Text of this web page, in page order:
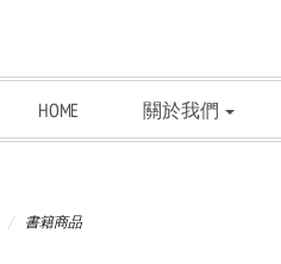
HOME 關於我們
書籍商品